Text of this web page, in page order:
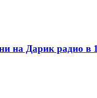
на Дарик радио в